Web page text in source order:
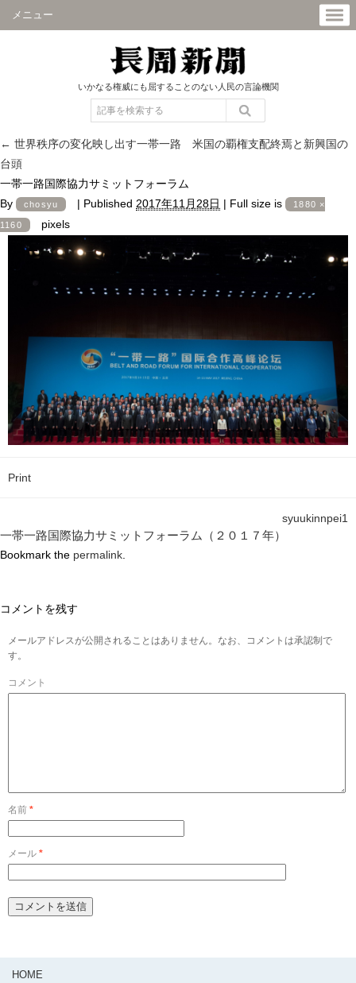
メニュー
いかなる権威にも屈することのない人民の言論機関
← 世界秩序の変化映し出す一帯一路 米国の覇権支配終焉と新興国の
台頭
一帯一路国際協力サミットフォーラム
By
chosyu | Published 2017年11月28日 | Full size is 1880 ×
1160 pixels
Print
syuukinnpei1
一帯一路国際協力サミットフォーラム（２０１７年）
Bookmark the permalink
コメントを残す
メールアドレスが公開されることはありません。なお、コメントは承認制で
す。
コメント
名前 *
メール *
HOME